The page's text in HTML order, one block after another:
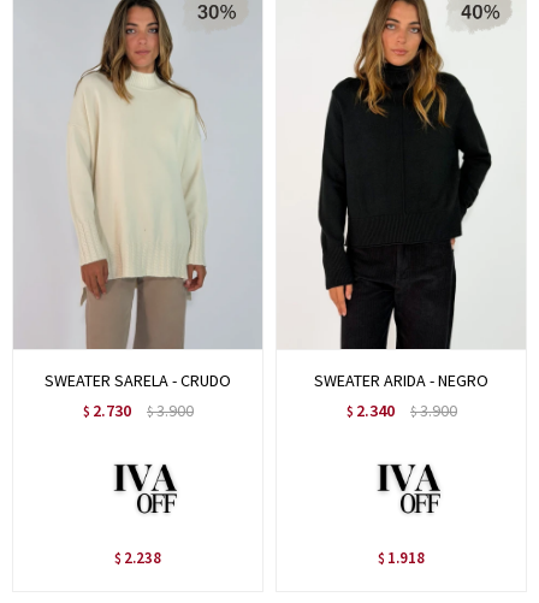
SWEATER SARELA - CRUDO
$ 2.730 $3.900
$ 2.238
SWEATER ARIDA - NEGRO
$ 2.340 $3.900
$ 1.918